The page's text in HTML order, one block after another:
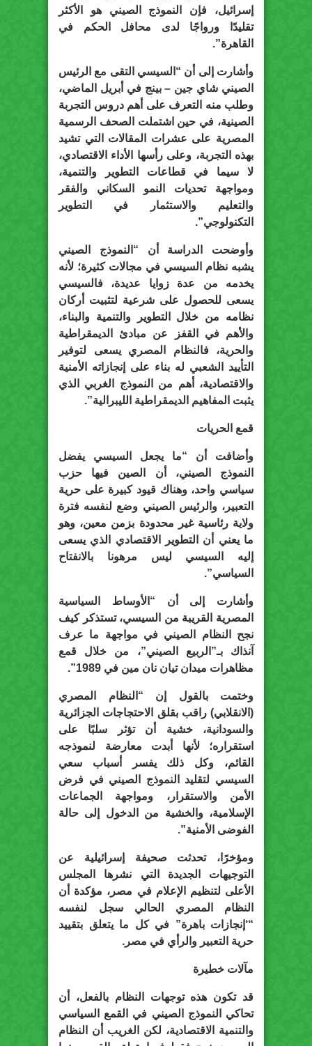
إسرائيل، فإن النموذج الصيني هو الأكثر
تقليدًا ورواجًا لدى محافل الحكم في
القاهرة”.
وأشارت إلى أن “السيسي التقى مع الرئيس
الصيني شاي جين – بينج في أبريل الماضي،
وطلب منه التعرف على أهم دروس التجربة
الصينية، في حين اشتملت الصحف الرسمية
المصرية على عشرات المقالات التي تشيد
بهذه التجربة، وعلى رأسها الأداء الاقتصادي،
لا سيما في قطاعات التطوير والتنمية،
ومواجهة تحديات النمو السكاني والفقر
والتعليم والاستثمار في التطوير
التكنولوجي”.
وأوضحت الدراسة أن “النموذج الصيني
يشبه نظام السيسي في مجالات كثيرة؛ لأنه
يخدمه من عدة زوايا عديدة، فالسيسي
يسعى للحصول على شرعية لتثبيت أركان
نظامه من خلال التطوير والتنمية والبناء،
والأهم في القفز عن مبادئ الديمقراطية
والحرية، فالنظام المصري يسعى لتوفير
التأييد الشعبي له بناء على إنجازاته الأمنية
والاقتصادية، أهم من النموذج الغربي الذي
يثبت المفاهيم الديمقراطية الليبرالية”.
قمع الحريات
وأضافت أن “ما يجعل السيسي يفضل
النموذج الصيني، أن الصين فيها حزب
سياسي واحد، وهناك قيود كبيرة على حرية
التعبير، والرئيس الصيني وضع لنفسه فترة
ولاية رئاسية غير محدودة بزمن معين، وهو
ما يعني أن التطوير الاقتصادي الذي يسعى
إليه السيسي ليس مرهونا بالانفتاح
السياسي”.
وأشارت إلى أن “الأوساط السياسية
المصرية القريبة من السيسي، تستذكر كيف
نجح النظام الصيني في مواجهة ما عرف
آنذاك بـ”الربيع الصيني”، من خلال قمع
مظاهرات ميدان تيان نان مين في 1989”.
وختمت بالقول إن “النظام المصري
(الانقلابي) راقب بقلق الاحتجاجات الجزائرية
والسودانية، خشية أن تؤثر سلبًا على
استقراره؛ لأنها أبدت معارضة لنموذجه
القائم، وكل ذلك يفسر أسباب سعي
السيسي لتقليد النموذج الصيني في فرض
الأمن والاستقرار، ومواجهة الجماعات
الإسلامية، والخشية من الدخول إلى حالة
الفوضى الأمنية”.
ومؤخرًا، تحدثت صحيفة إسرائيلية عن
التوجيهات الجديدة التي نشرها المجلس
الأعلى لتنظيم الإعلام في مصر، مؤكدة أن
النظام المصري الحالي سجل لنفسه
“‘إنجازات باهرة” في كل ما يتعلق بتقييد
حرية التعبير والرأي في مصر.
مآلات خطيرة
قد تكون هذه توجهات النظام بالفعل، أن
تحاكي النموذج الصيني في القمع السياسي
والتنمية الاقتصادية، لكن الغريب أن النظام